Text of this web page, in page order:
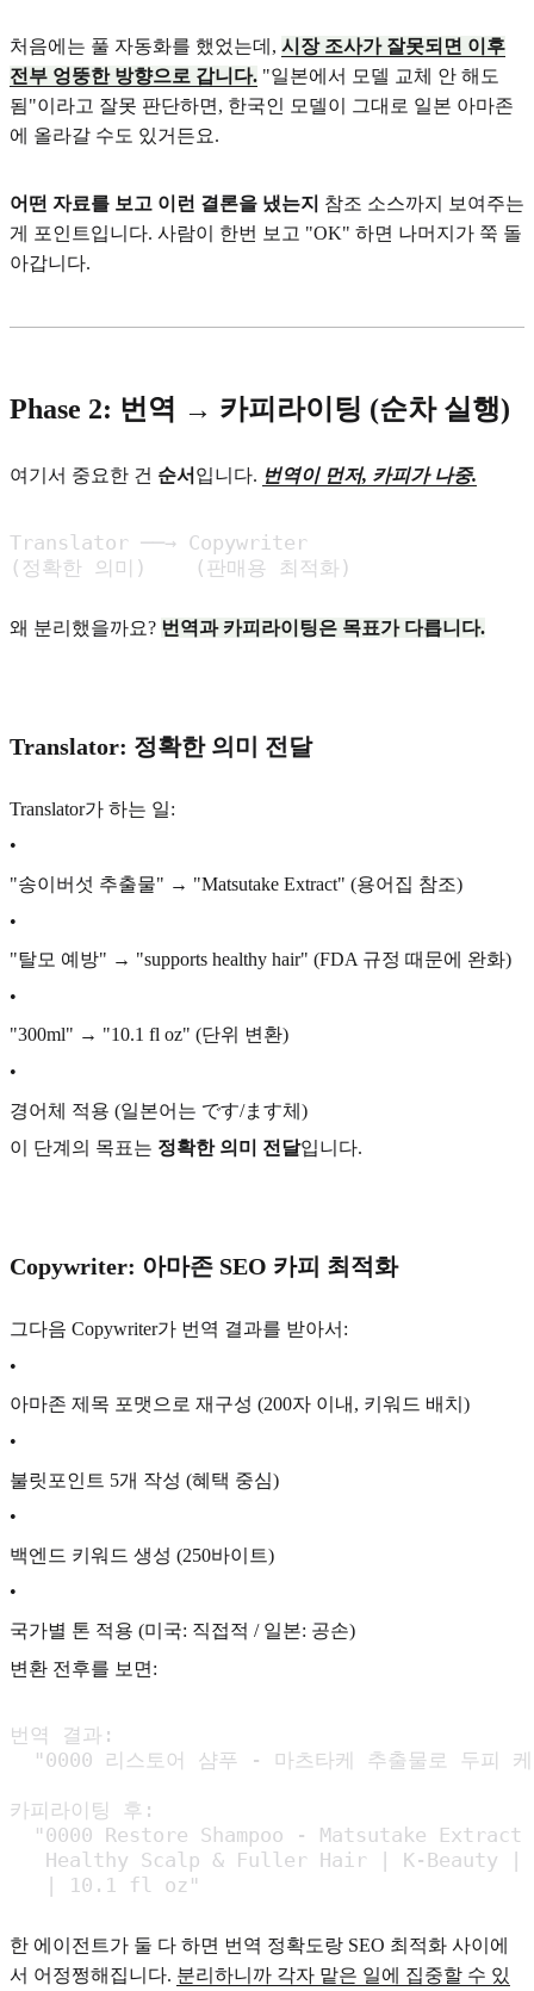
처음에는 풀 자동화를 했었는데, 시장 조사가 잘못되면 이후
전부 엉뚱한 방향으로 갑니다. "일본에서 모델 교체 안 해도
됨"이라고 잘못 판단하면, 한국인 모델이 그대로 일본 아마존
에 올라갈 수도 있거든요.
어떤 자료를 보고 이런 결론을 냈는지 참조 소스까지 보여주는
게 포인트입니다. 사람이 한번 보고 "OK" 하면 나머지가 쭉 돌
아갑니다.
Phase 2: 번역 → 카피라이팅 (순차 실행)
여기서 중요한 건 순서 입니다. 번역이 먼저, 카피가 나중.
Translator ──→ Copywriter
(정확한 의미)    (판매용 최적화)
왜 분리했을까요? 번역과 카피라이팅은 목표가 다릅니다.
Translator: 정확한 의미 전달
Translator가 하는 일:
•
"송이버섯 추출물" → "Matsutake Extract" (용어집 참조)
•
"탈모 예방" → "supports healthy hair" (FDA 규정 때문에 완화)
•
"300ml" → "10.1 fl oz" (단위 변환)
•
경어체 적용 (일본어는 です/ます체)
이 단계의 목표는 정확한 의미 전달입니다.
Copywriter: 아마존 SEO 카피 최적화
그다음 Copywriter가 번역 결과를 받아서:
•
아마존 제목 포맷으로 재구성 (200자 이내, 키워드 배치)
•
불릿포인트 5개 작성 (혜택 중심)
•
백엔드 키워드 생성 (250바이트)
•
국가별 톤 적용 (미국: 직접적 / 일본: 공손)
변환 전후를 보면:
번역 결과:
"0000 리스토어 샴푸 - 마츠타케 추출물로 두피
카피라이팅 후:
"0000 Restore Shampoo - Matsutake Extract
Healthy Scalp & Fuller Hair | K-Beauty |
   | 10.1 fl oz"
한 에이전트가 둘 다 하면 번역 정확도랑 SEO 최적화 사이에
서 어정쩡해집니다. 분리하니까 각자 맡은 일에 집중할 수 있